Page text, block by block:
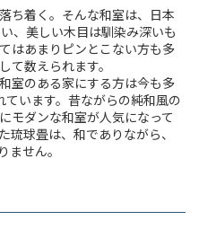
ち着く。そんな和室は、日本
、美しい木目は馴染み深いも
はあまりピンとこない方も多
て数えられます。
室のある家にする方は今も多
います。昔ながらの純和風の
モダンな和室が人気になって
琉球畳は、和でありながら、
せん。